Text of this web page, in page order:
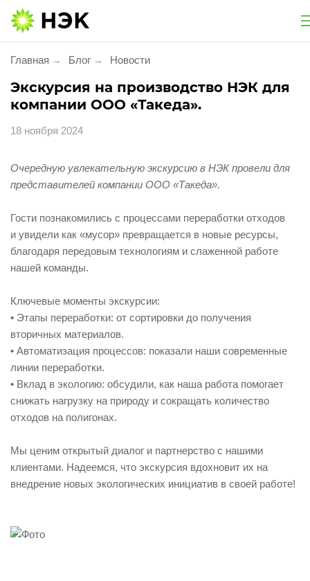
Национальная экологическая компания
Услуги
Утилизация и обезвреживание
Экологический сбор
Услуги для населения
Проект «Батарейки на утилизацию»
Главная → Блог → Новости
Экскурсия на производство НЭК для
компании ООО «Такеда».
18 ноября 2024
Очередную увлекательную экскурсию в НЭК провели для
представителей компании ООО «Такеда».
Гости познакомились с процессами переработки отходов
и увидели как «мусор» превращается в новые ресурсы,
благодаря передовым технологиям и слаженной работе
нашей команды.
Ключевые моменты экскурсии:
• Этапы переработки: от сортировки до получения
вторичных материалов.
• Автоматизация процессов: показали наши современные
линии переработки.
• Вклад в экологию: обсудили, как наша работа помогает
снижать нагрузку на природу и сокращать количество
отходов на полигонах.
Мы ценим открытый диалог и партнерство с нашими
клиентами. Надеемся, что экскурсия вдохновит их на
внедрение новых экологических инициатив в своей работе!